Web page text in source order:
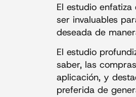
El estudio
ser invaluables
deseada de
El estudio
saber, las
aplicación, y
preferida de